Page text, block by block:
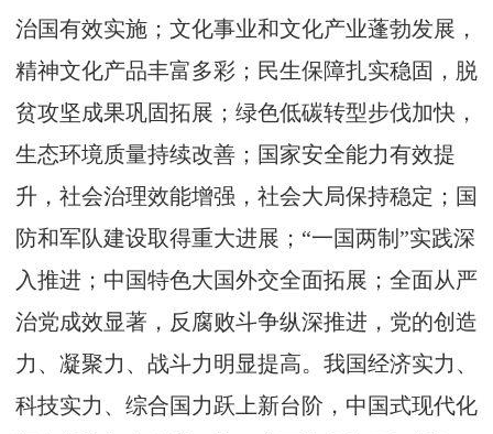
治国有效实施；文化事业和文化产业蓬勃发展，
精神文化产品丰富多彩；民生保障扎实稳固，脱
贫攻坚成果巩固拓展；绿色低碳转型步伐加快，
生态环境质量持续改善；国家安全能力有效提
升，社会治理效能增强，社会大局保持稳定；国
防和军队建设取得重大进展；“一国两制”实践深
入推进；中国特色大国外交全面拓展；全面从严
治党成效显著，反腐败斗争纵深推进，党的创造
力、凝聚力、战斗力明显提高。我国经济实力、
科技实力、综合国力跃上新台阶，中国式现代化